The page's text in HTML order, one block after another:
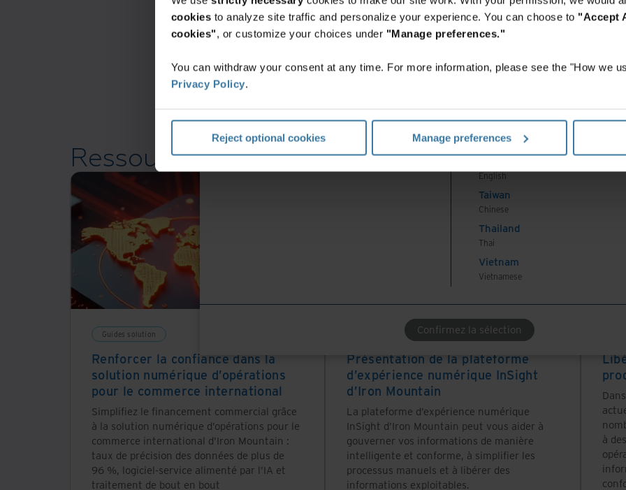
cookies to analyze site traffic and personalize your experience. You can choose to "Accept
cookies", or customize your choices under "Manage preferences."
You can withdraw your consent at any time. For more information, please see the "How we
Privacy Policy.
Reject optional cookies Manage preferences
Indonesian
Korea
Korean
Malaysia
English
English
English
Singapore
English
Taiwan
Chinese
Thailand
Thai
Vietnam
Vietnamese
Confirmez la sélection
Ressources connexes
Guides solution
Renforcer la confiance dans la
solution numérique d’opérations
pour le commerce international
Simplifiez le financement commercial grâce
à la solution numérique d’opérations pour le
commerce international d’Iron Mountain :
taux de précision des données de plus de
96 %, logiciel-service alimenté par l’IA et
traitement de bout en bout
Guides solution
Présentation de la plateforme
d’expérience numérique InSight
d’Iron Mountain
La plateforme d’expérience numérique
InSight d’Iron Mountain peut vous aider à
gouverner vos informations de manière
intelligente et conforme, à simplifier les
processus manuels et à libérer des
informations exploitables.
à